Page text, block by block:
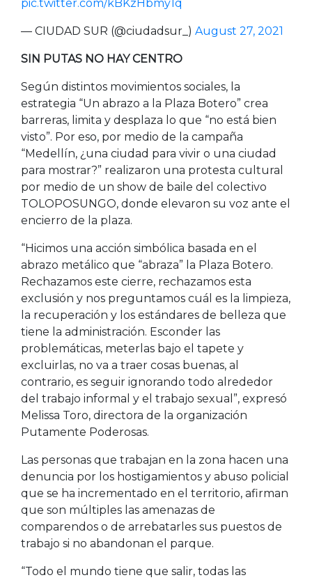
pic.twitter.com/kBKzHbmy1q
— CIUDAD SUR (@ciudadsur_) August 27, 2021
SIN PUTAS NO HAY CENTRO
Según distintos movimientos sociales, la
estrategia “Un abrazo a la Plaza Botero” crea
barreras, limita y desplaza lo que “no está bien
visto”. Por eso, por medio de la campaña
“Medellín, ¿una ciudad para vivir o una ciudad
para mostrar?” realizaron una protesta cultural
por medio de un show de baile del colectivo
TOLOPOSUNGO, donde elevaron su voz ante el
encierro de la plaza.
“Hicimos una acción simbólica basada en el
abrazo metálico que “abraza” la Plaza Botero.
Rechazamos este cierre, rechazamos esta
exclusión y nos preguntamos cuál es la limpieza,
la recuperación y los estándares de belleza que
tiene la administración. Esconder las
problemáticas, meterlas bajo el tapete y
excluirlas, no va a traer cosas buenas, al
contrario, es seguir ignorando todo alrededor
del trabajo informal y el trabajo sexual”, expresó
Melissa Toro, directora de la organización
Putamente Poderosas.
Las personas que trabajan en la zona hacen una
denuncia por los hostigamientos y abuso policial
que se ha incrementado en el territorio, afirman
que son múltiples las amenazas de
comparendos o de arrebatarles sus puestos de
trabajo si no abandonan el parque.
“Todo el mundo tiene que salir, todas las